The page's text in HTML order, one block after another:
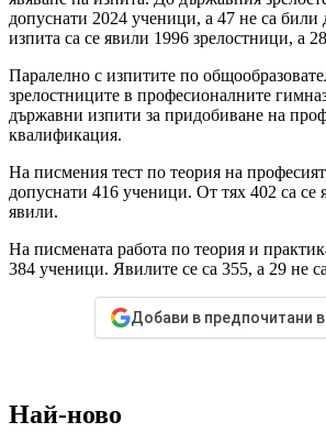
допуснати 2024 ученици, а 47 не са били
изпита са се явили 1996 зрелостници, а
Паралелно с изпитите по
зрелостниците в професионалните
държавни изпити за придобиване на
квалификация.
На писмения тест по теория на
допуснати 416 ученици. От тях 402 са се
явили.
На писмената работа по теория и
384 ученици. Явилите се са 355, а 29 не
Добави в предпочитани
Най-ново